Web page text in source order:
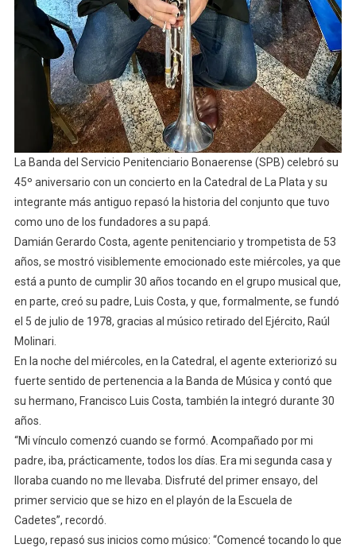
La Banda del Servicio Penitenciario Bonaerense (SPB) celebró su
45º aniversario con un concierto en la Catedral de La Plata y su
integrante más antiguo repasó la historia del conjunto que tuvo
como uno de los fundadores a su papá.
Damián Gerardo Costa, agente penitenciario y trompetista de 53
años, se mostró visiblemente emocionado este miércoles, ya que
está a punto de cumplir 30 años tocando en el grupo musical que,
en parte, creó su padre, Luis Costa, y que, formalmente, se fundó
el 5 de julio de 1978, gracias al músico retirado del Ejército, Raúl
Molinari.
En la noche del miércoles, en la Catedral, el agente exteriorizó su
fuerte sentido de pertenencia a la Banda de Música y contó que
su hermano, Francisco Luis Costa, también la integró durante 30
años.
“Mi vínculo comenzó cuando se formó. Acompañado por mi
padre, iba, prácticamente, todos los días. Era mi segunda casa y
lloraba cuando no me llevaba. Disfruté del primer ensayo, del
primer servicio que se hizo en el playón de la Escuela de
Cadetes”, recordó.
Luego, repasó sus inicios como músico: “Comencé tocando lo que